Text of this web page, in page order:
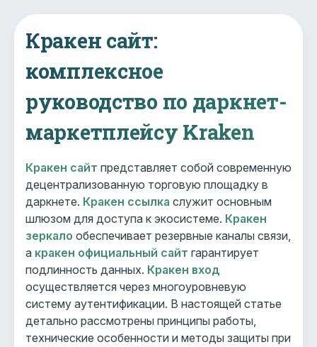
Кракен сайт:
комплексное
руководство по даркнет-
маркетплейсу Kraken
Кракен сайт представляет собой современную
децентрализованную торговую площадку в
даркнете. Кракен ссылка служит основным
шлюзом для доступа к экосистеме. Кракен
зеркало обеспечивает резервные каналы связи,
а кракен официальный сайт гарантирует
подлинность данных. Кракен вход
осуществляется через многоуровневую
систему аутентификации. В настоящей статье
детально рассмотрены принципы работы,
технические особенности и методы защиты при